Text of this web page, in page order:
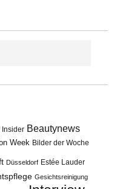
Insider Beautynews
Week Bilder der Woche
Düsseldorf Estée Lauder
Gesichtsreinigung